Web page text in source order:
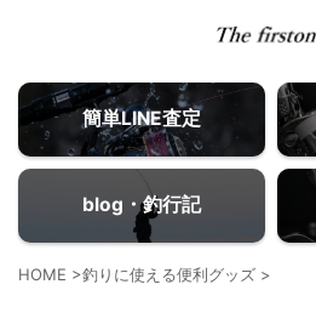
簡単LINE査定
blog・釣行記
HOME >釣りに使える便利グッズ >